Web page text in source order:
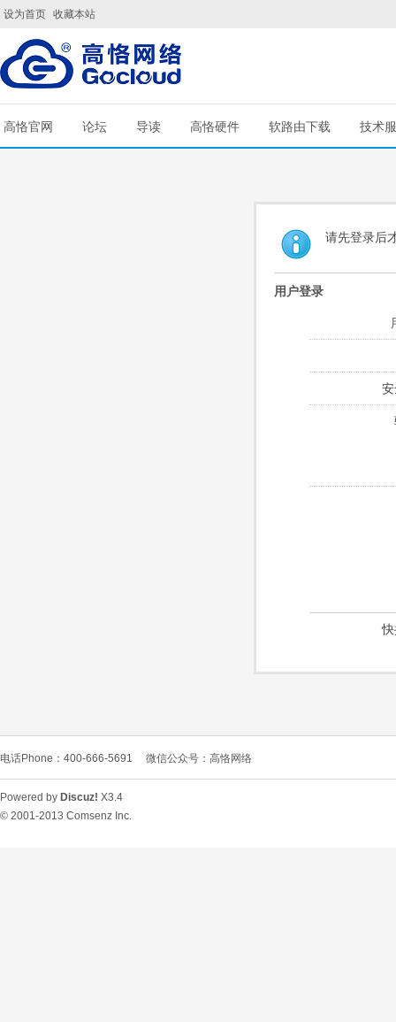
设为首页 收藏本站
高恪官网 论坛 导读 高恪硬件 软路由下载 技术
请先登录后
用户登录
电话Phone：400-666-5691 微信公众号：高恪网络
Powered by Discuz! X3.4
© 2001-2013 Comsenz Inc.